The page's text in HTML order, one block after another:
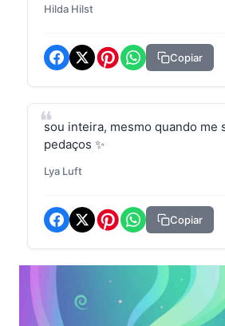
Hilda Hilst
Copiar
sou inteira, mesmo quando me
pedaços ✨
Lya Luft
Copiar